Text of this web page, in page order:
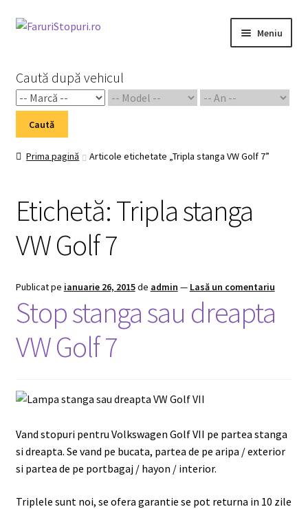
Sari
Sari
Meniu
Cart
Checkout
My Account
Piese Auto 2
Shop
Caută după vehicul
Caută
Prima pagină Articole etichetate „Tripla stanga VW Golf 7”
Etichetă:Tripla stanga
VW Golf 7
Publicat pe ianuarie 26, 2015de admin — Lasă un comentariu
Stop stanga sau dreapta
VW Golf 7
Vand stopuri pentru Volkswagen Golf VII pe partea stanga
si dreapta. Se vand pe bucata, partea de pe aripa / exterior
si partea de pe portbagaj / hayon / interior.
Triplele sunt noi, se ofera garantie se pot returna in 10 zile